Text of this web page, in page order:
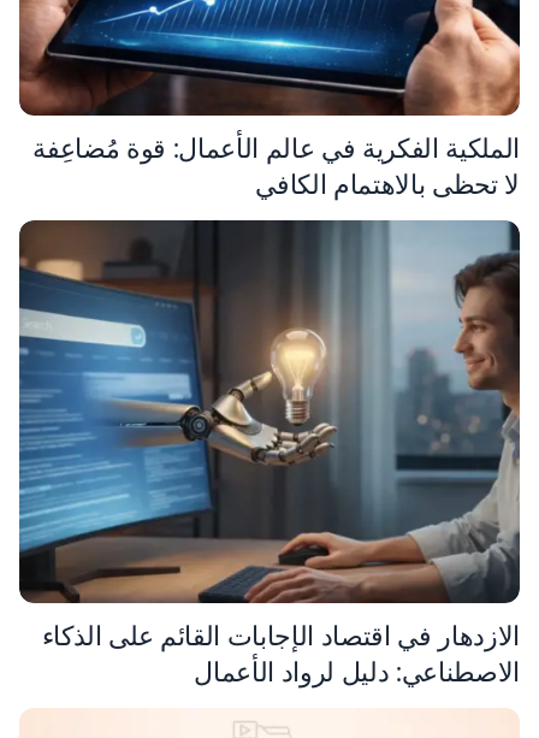
الملكية الفكرية في عالم الأعمال: قوة مُضاعِفة
لا تحظى بالاهتمام الكافي
الازدهار في اقتصاد الإجابات القائم على الذكاء
الاصطناعي: دليل لرواد الأعمال